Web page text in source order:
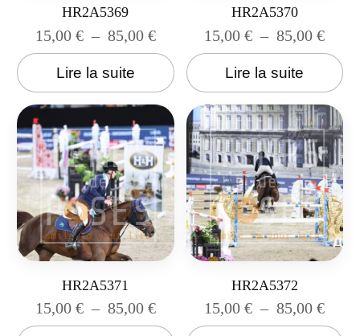
HR2A5369
15,00 € – 85,00 €
Lire la suite
HR2A5370
15,00€ – 85,00€
Lire la suite
HR2A5371
15,00 € – 85,00 €
HR2A5372
15,00€ – 85,00€